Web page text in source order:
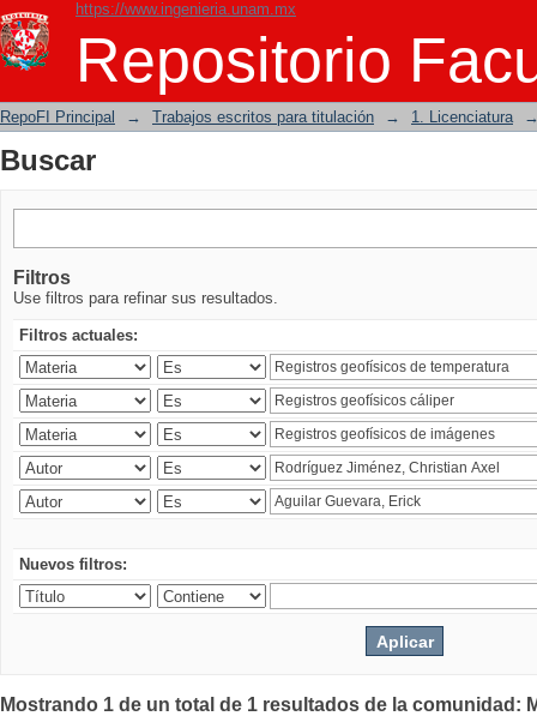
https://www.ingenieria.unam.mx
Repositorio
Buscar
RepoFI Principal → Trabajos escritos para titulación → 1. Licenciatura
Buscar
Filtros
Use filtros para refinar sus resultados.
Filtros actuales:
Nuevos filtros:
Mostrando 1 de un total de 1 resultados de la comunidad: